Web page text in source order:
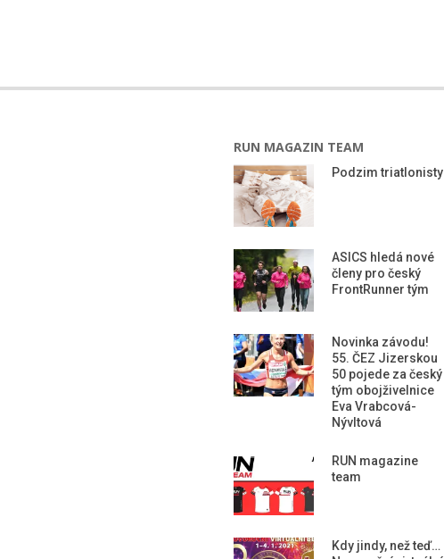
RUN MAGAZIN TEAM
Podzim triatlonisty
ASICS hledá nové
členy pro český
FrontRunner tým
Novinka závodu!
55. ČEZ Jizerskou
50 pojede za český
tým obojživelnice
Eva Vrabcová-
Nývltová
RUN magazine
team
Kdy jindy, než teď…